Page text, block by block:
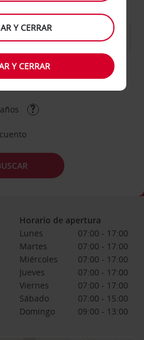
HASTA
Horario de apertura
Lunes
07:00 - 17:00
Martes
07:00 - 17:00
Miércoles
07:00 - 17:00
Jueves
07:00 - 17:00
Viernes
07:00 - 17:00
Sábado
07:00 - 15:00
Domingo
09:00 - 13:00
Y CERRAR
Y CERRAR